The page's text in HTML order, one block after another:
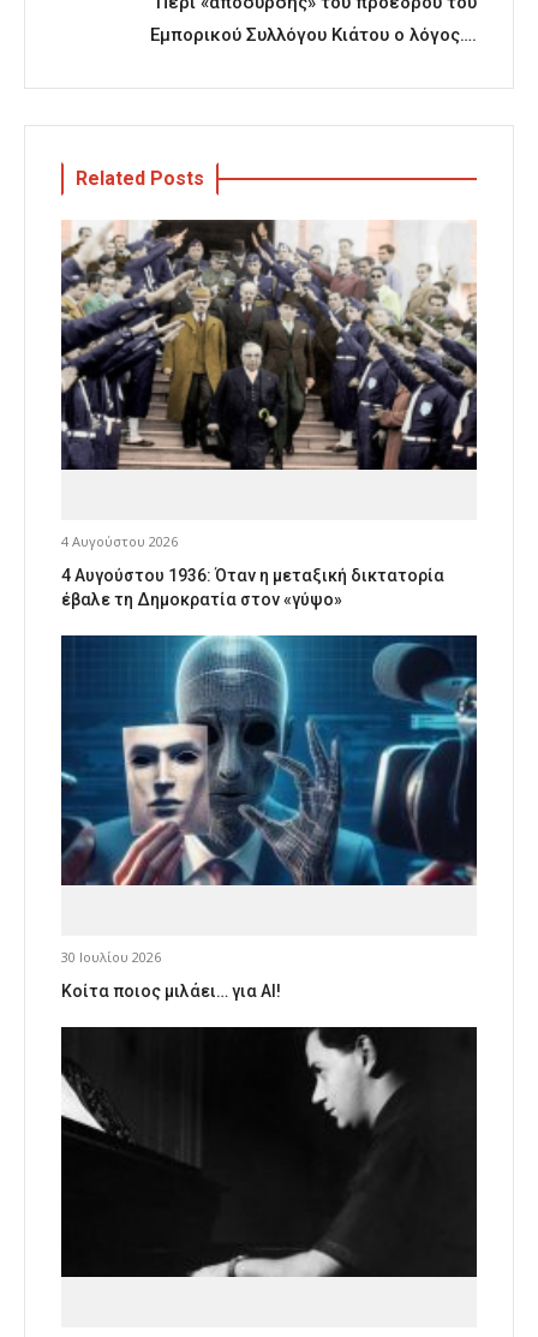
Εμπορικού Συλλόγου Κιάτου ο λόγος….
Related Posts
4 Αυγούστου 2026
4 Αυγούστου 1936: Όταν η μεταξική δικτατορία
έβαλε τη Δημοκρατία στον «γύψο»
30 Ιουλίου 2026
Κοίτα ποιος μιλάει… για AI!